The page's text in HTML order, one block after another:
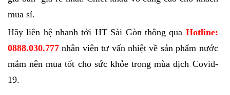
mua sỉ.
Hãy liên hệ nhanh tới HT Sài Gòn thông qua Hotline:
0888.030.777 nhân viên tư vấn nhiệt về sản phẩm nước
mắm nên mua tốt cho sức khỏe trong mùa dịch Covid-
19.